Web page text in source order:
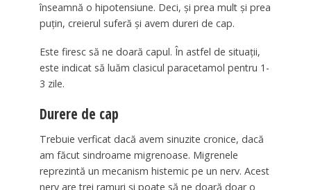
înseamnă o hipotensiune. Deci, şi prea mult şi prea
puţin, creierul suferă şi avem dureri de cap.
Este firesc să ne doară capul. În astfel de situaţii,
este indicat să luăm clasicul paracetamol pentru 1-
3 zile.
Durere de cap
Trebuie verficat dacă avem sinuzite cronice, dacă
am făcut sindroame migrenoase. Migrenele
reprezintă un mecanism histemic pe un nerv. Acest
nerv are trei ramuri şi poate să ne doară doar o